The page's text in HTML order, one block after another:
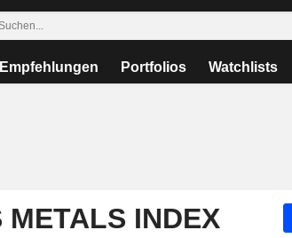
Empfehlungen Portfolios Watchlists
METALS INDEX